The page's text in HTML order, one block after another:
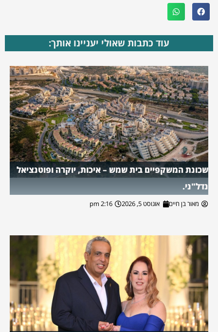
עוד כתבות שאולי יעניינו אותך:
שכונת המשקפיים בית שמש – איכות, יוקרה ופוטנציאל
נדל"ני.
מאור בן חיים אוגוסט 5, 2026 2:16 pm